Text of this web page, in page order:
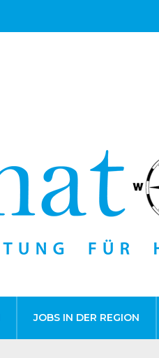
JOBS IN DER REGION